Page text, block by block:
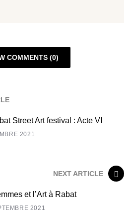
COMMENTS (0)
Street Art festival : Acte VI
2021
NEXT ARTICLE
et l’Art à Rabat
2021